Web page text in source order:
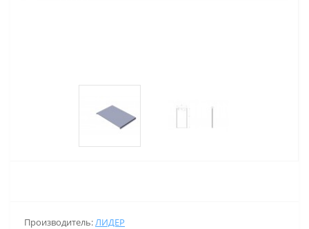
Производитель:ЛИДЕР